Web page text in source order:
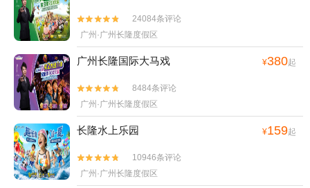


24084条评论
广州·广州长隆度假区
广州长隆国际大马戏 ¥380起


8484条评论
广州·广州长隆度假区
长隆水上乐园 ¥159起


10946条评论
广州·广州长隆度假区